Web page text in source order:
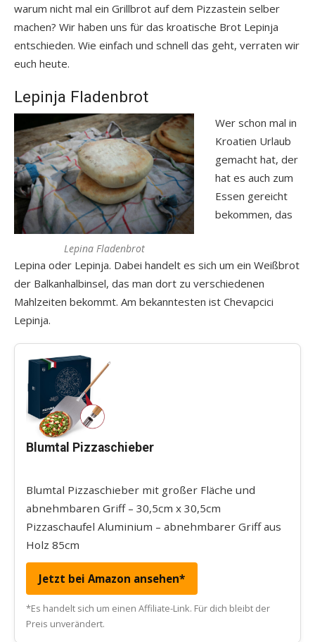
warum nicht mal ein Grillbrot auf dem Pizzastein selber
machen? Wir haben uns für das kroatische Brot Lepinja
entschieden. Wie einfach und schnell das geht, verraten wir
euch heute.
Lepinja Fladenbrot
Lepina Fladenbrot
Wer schon mal in
Kroatien Urlaub
gemacht hat, der
hat es auch zum
Essen gereicht
bekommen, das
Lepina oder Lepinja. Dabei handelt es sich um ein Weißbrot
der Balkanhalbinsel, das man dort zu verschiedenen
Mahlzeiten bekommt. Am bekanntesten ist Chevapcici
Lepinja.
Blumtal Pizzaschieber
Blumtal Pizzaschieber mit großer Fläche und
abnehmbaren Griff – 30,5cm x 30,5cm
Pizzaschaufel Aluminium – abnehmbarer Griff aus
Holz 85cm
Jetzt bei Amazon ansehen*
*Es handelt sich um einen Affiliate-Link. Für dich bleibt der
Preis unverändert.